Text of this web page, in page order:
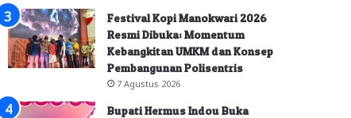
Festival Kopi Manokwari 2026
Resmi Dibuka: Momentum
Kebangkitan UMKM dan Konsep
Pembangunan Polisentris
7 Agustus 2026
Bupati Hermus Indou Buka